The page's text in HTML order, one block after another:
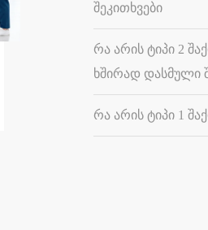
შეკითხვები
რა არის ტიპი 2
ხშირად დასმული
რა არის ტიპი 1